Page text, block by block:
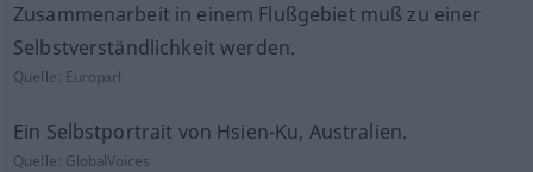
Zusammenarbeit in einem Flußgebiet muß zu einer
Selbstverständlichkeit werden.
Quelle: Europarl
Ein Selbstportrait von Hsien-Ku, Australien.
Quelle: GlobalVoices